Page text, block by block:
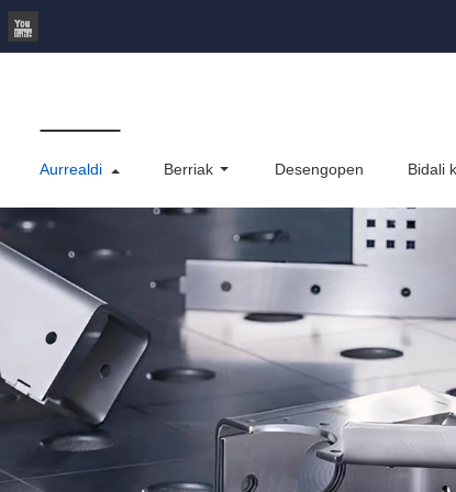
Aurrealdi Berriak Desengopen Bidali